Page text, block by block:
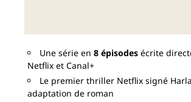
Une série en 8 épisodes écrite
Netflix et Canal+
Le premier thriller Netflix signé
adaptation de roman